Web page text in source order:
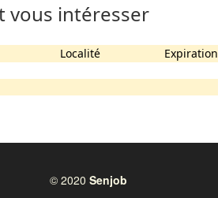
vous intéresser
Localité
Expiration
© 2020 Senjob